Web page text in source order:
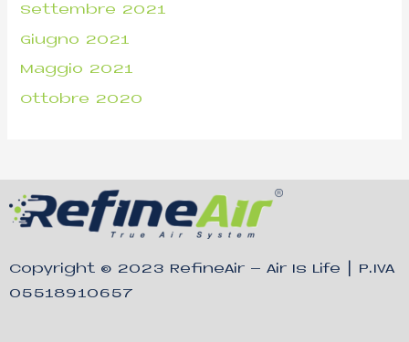
Settembre 2021
Giugno 2021
Maggio 2021
Ottobre 2020
Copyright © 2023 RefineAir – Air Is Life | P.IVA
05518910657